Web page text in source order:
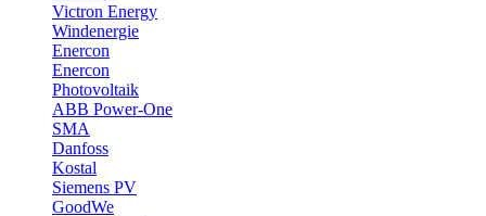
Victron Energy
Windenergie
Enercon
Enercon
Photovoltaik
ABB Power-One
SMA
Danfoss
Kostal
Siemens PV
GoodWe